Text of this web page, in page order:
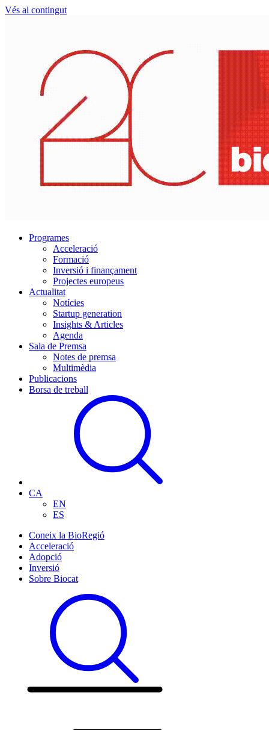
Vés al contingut
Programes
Acceleració
Formació
Inversió i finançament
Projectes europeus
Actualitat
Notícies
Startup generation
Insights & Articles
Agenda
Sala de Premsa
Notes de premsa
Multimèdia
Publicacions
Borsa de treball
CA
EN
ES
Coneix la BioRegió
Acceleració
Adopció
Inversió
Sobre Biocat